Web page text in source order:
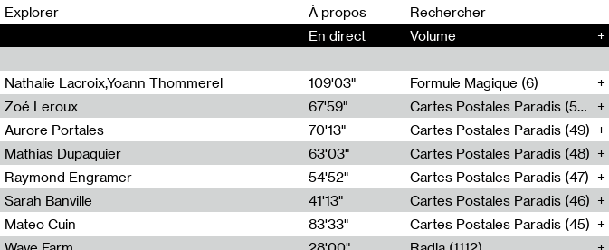
Explorer
À propos
En direct Volume +
Nathalie Lacroix,Yoann Thommerel 109'03"
Formule Magique (6)
Zoé Leroux 67'59"
Cartes Postales Paradis (50)
Aurore Portales 70'13"
Cartes Postales Paradis (49)
Mathias Dupaquier 63'03"
Cartes Postales Paradis (48)
Raymond Engramer 54'52"
Cartes Postales Paradis (47)
Sarah Banville 41'13"
Cartes Postales Paradis (46)
Mateo Cuin 83'33"
Cartes Postales Paradis (45)